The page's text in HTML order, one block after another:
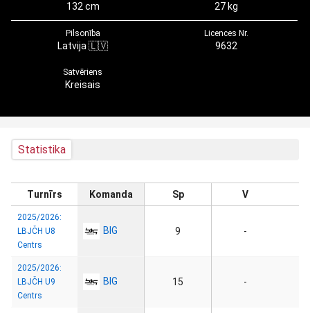
132 cm 27 kg
Pilsonība
Latvija 🇱🇻
Licences Nr.
9632
Satvēriens
Kreisais
Statistika
Turnīrs Komanda Sp V
2025/2026:
LBJČH U8
Centrs
BIG 9 -
2025/2026:
LBJČH U9
Centrs
BIG 15 -